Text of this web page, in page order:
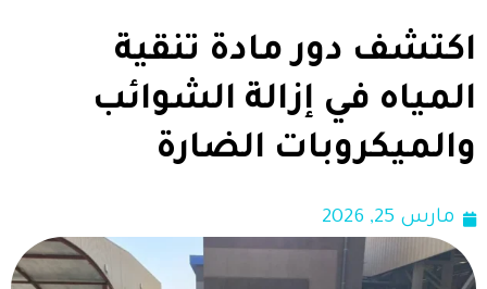
اكتشف دور مادة تنقية
المياه في إزالة الشوائب
والميكروبات الضارة
مارس 25, 2026